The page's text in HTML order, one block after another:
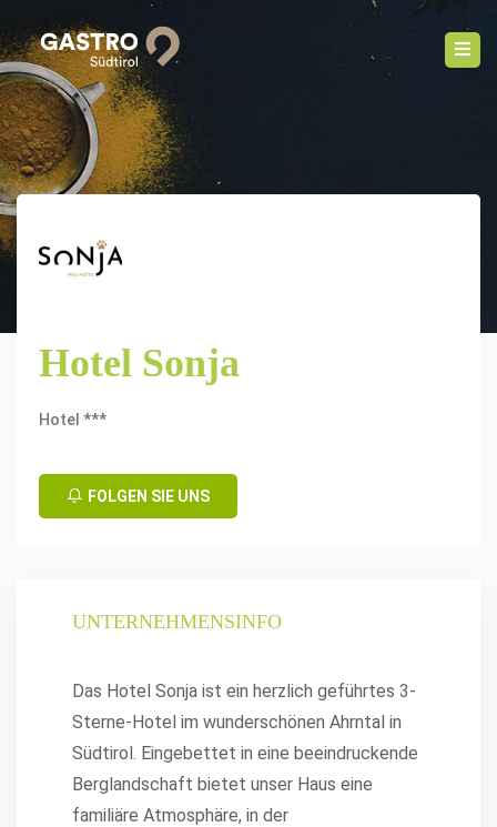
Hotel Sonja
Hotel ***
FOLGEN SIE UNS
UNTERNEHMENSINFO
Das Hotel Sonja ist ein herzlich geführtes 3-
Sterne-Hotel im wunderschönen Ahrntal in
Südtirol. Eingebettet in eine beeindruckende
Berglandschaft bietet unser Haus eine
familiäre Atmosphäre, in der